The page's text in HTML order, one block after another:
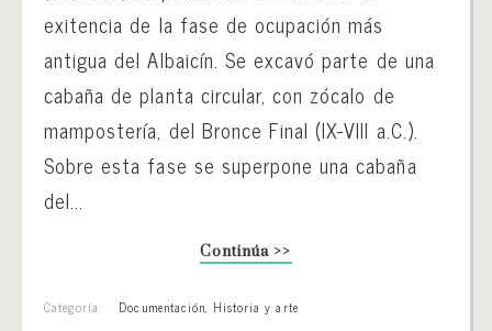
exitencia de la fase de ocupación más
antigua del Albaicín. Se excavó parte de una
cabaña de planta circular, con zócalo de
mampostería, del Bronce Final (IX-VIII a.C.).
Sobre esta fase se superpone una cabaña
del...
Continúa >>
Categoría: Documentación, Historia y arte